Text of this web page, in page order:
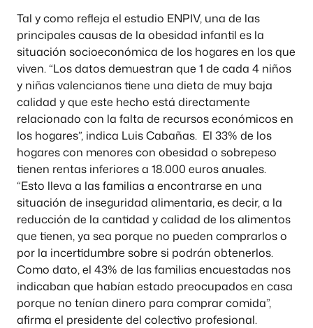
Tal y como refleja el estudio ENPIV, una de las
principales causas de la obesidad infantil es la
situación socioeconómica de los hogares en los que
viven. “Los datos demuestran que 1 de cada 4 niños
y niñas valencianos tiene una dieta de muy baja
calidad y que este hecho está directamente
relacionado con la falta de recursos económicos en
los hogares”, indica Luis Cabañas. El 33% de los
hogares con menores con obesidad o sobrepeso
tienen rentas inferiores a 18.000 euros anuales.
“Esto lleva a las familias a encontrarse en una
situación de inseguridad alimentaria, es decir, a la
reducción de la cantidad y calidad de los alimentos
que tienen, ya sea porque no pueden comprarlos o
por la incertidumbre sobre si podrán obtenerlos.
Como dato, el 43% de las familias encuestadas nos
indicaban que habían estado preocupados en casa
porque no tenían dinero para comprar comida”,
afirma el presidente del colectivo profesional.